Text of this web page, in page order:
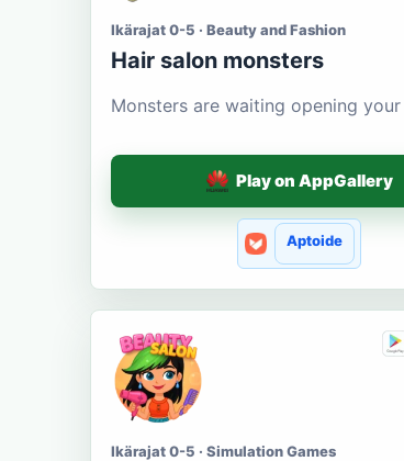
Ikärajat 0-5 · Beauty and Fashion
Hair salon monsters
Monsters are waiting opening
Play on AppGallery
Aptoide
Ikärajat 0-5 · Simulation Games